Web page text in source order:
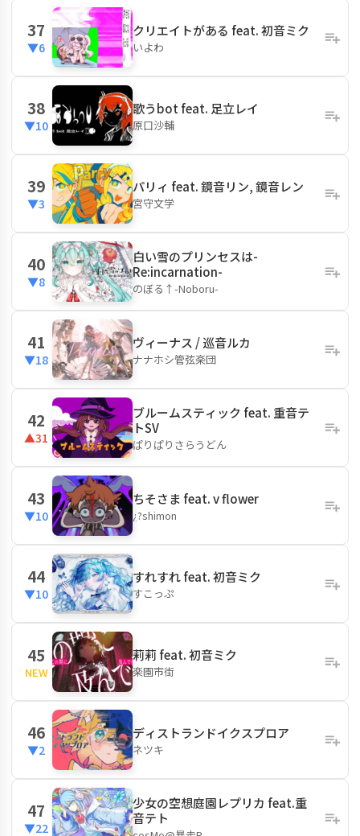
37
▼6
クリエイトがある feat. 初音ミク
いよわ
38
▼10
歌うbot feat. 足立レイ
原口沙輔
39
▼3
パリィ feat. 鏡音リン, 鏡音レン
宮守文学
40
▼8
白い雪のプリンセスは-
Re:incarnation-
のぼる↑-Noboru-
41
▼18
ヴィーナス / 巡音ルカ
ナナホシ管弦楽団
42
▲31
ブルームスティック feat. 重音テ
トSV
ぱりぱりさらうどん
43
▼10
ちそさま feat. v flower
¿?shimon
44
▼10
すれすれ feat. 初音ミク
すこっぷ
45
NEW
莉莉 feat. 初音ミク
楽園市街
46
▼2
ディストランドイクスプロア
ネツキ
47
▼22
少女の空想庭園レプリカ feat.重
音テト